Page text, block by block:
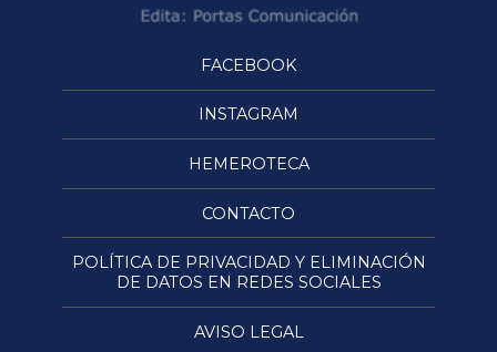
FACEBOOK
INSTAGRAM
HEMEROTECA
CONTACTO
POLÍTICA DE PRIVACIDAD Y ELIMINACIÓN
DE DATOS EN REDES SOCIALES
AVISO LEGAL